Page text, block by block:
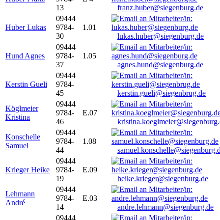
13
franz.huber@siegenburg.de
Huber Lukas
09444
9784-
30
1.01
lukas.huber@siegenburg.de
Hund Agnes
09444
9784-
37
1.05
agnes.hund@siegenburg.de
Kerstin Gueli
09444
9784-
45
kerstin.gueli@siegenbrug.de
Köglmeier
Kristina
09444
9784-
46
E.07
Konschelle
Samuel
09444
9784-
44
1.08
Krieger Heike
09444
9784-
19
E.09
heike.krieger@siegenburg.de
Lehmann
André
09444
9784-
14
E.03
andre.lehmann@siegenburg.de
09444